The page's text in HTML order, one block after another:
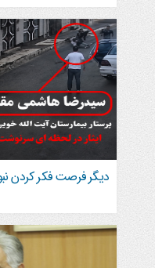
دیگر فرصت فکر کردن